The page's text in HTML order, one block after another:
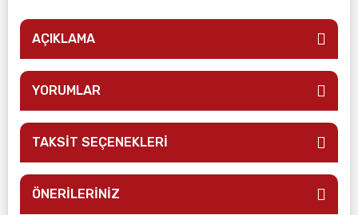
AÇIKLAMA
YORUMLAR
TAKSİT SEÇENEKLERİ
ÖNERİLERİNİZ